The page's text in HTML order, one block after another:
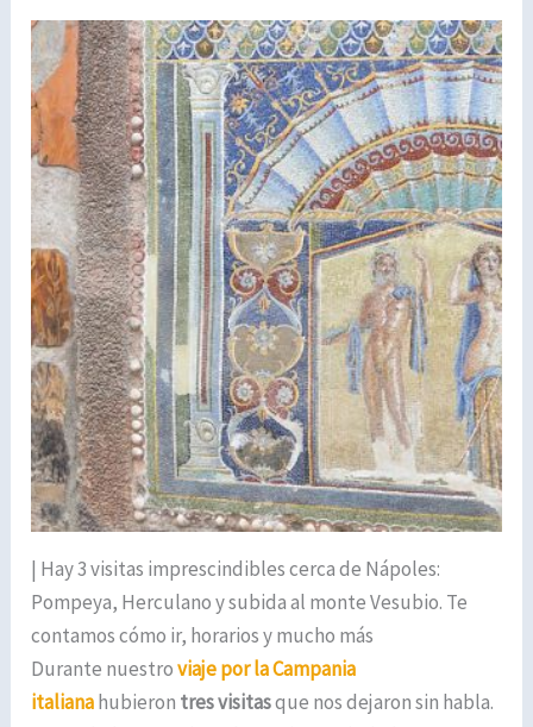
| Hay 3 visitas imprescindibles cerca de Nápoles:
Pompeya, Herculano y subida al monte Vesubio. Te
contamos cómo ir, horarios y mucho más
Durante nuestroviaje por la Campania
italianahubieron tres visitasque nos dejaron sin habla.